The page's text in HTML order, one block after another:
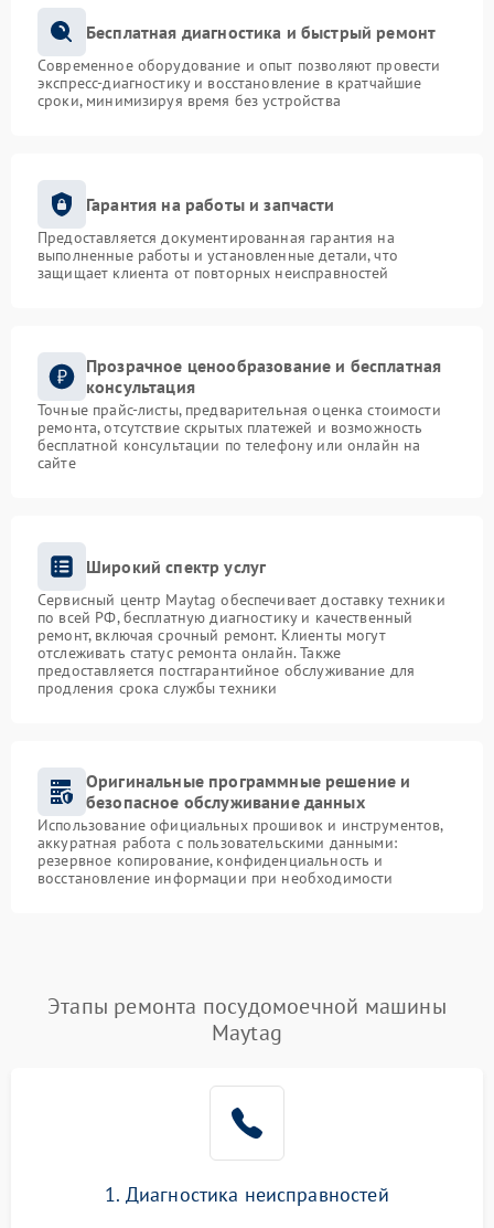
Бесплатная диагностика и быстрый ремонт
Современное оборудование и опыт позволяют провести
экспресс-диагностику и восстановление в кратчайшие
сроки, минимизируя время без устройства
Гарантия на работы и запчасти
Предоставляется документированная гарантия на
выполненные работы и установленные детали, что
защищает клиента от повторных неисправностей
Прозрачное ценообразование и бесплатная
консультация
Точные прайс-листы, предварительная оценка стоимости
ремонта, отсутствие скрытых платежей и возможность
бесплатной консультации по телефону или онлайн на
сайте
Широкий спектр услуг
Сервисный центр Maytag обеспечивает доставку техники
по всей РФ, бесплатную диагностику и качественный
ремонт, включая срочный ремонт. Клиенты могут
отслеживать статус ремонта онлайн. Также
предоставляется постгарантийное обслуживание для
продления срока службы техники
Оригинальные программные решение и
безопасное обслуживание данных
Использование официальных прошивок и инструментов,
аккуратная работа с пользовательскими данными:
резервное копирование, конфиденциальность и
восстановление информации при необходимости
Этапы ремонта посудомоечной машины
Maytag
1. Диагностика неисправностей